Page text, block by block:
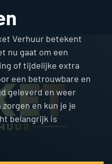
Verhuur betekent
nu gaat om een
of tijdelijke extra
een betrouwbare en
geleverd en weer
en kun je je
belangrijk is